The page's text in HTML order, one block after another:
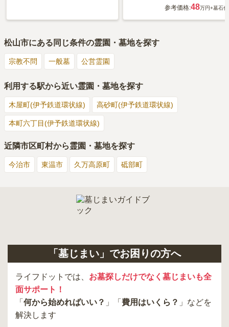
参考価格:48万円+墓石代
松山市にある同じ条件の霊園・墓地を探す
宗教不問 一般墓 公営霊園
利用する駅から近い霊園・墓地を探す
木屋町(伊予鉄道環状線) 高砂町(伊予鉄道環状線)
本町六丁目(伊予鉄道環状線)
近隣市区町村から霊園・墓地を探す
今治市 東温市 久万高原町 砥部町
「墓じまい」でお困りの方へ
ライフドットでは、 お墓探しだけでなく墓じまいも全
面サポート！
「 何から始めればいい？ 」「 費用はいくら？ 」などを
解決します